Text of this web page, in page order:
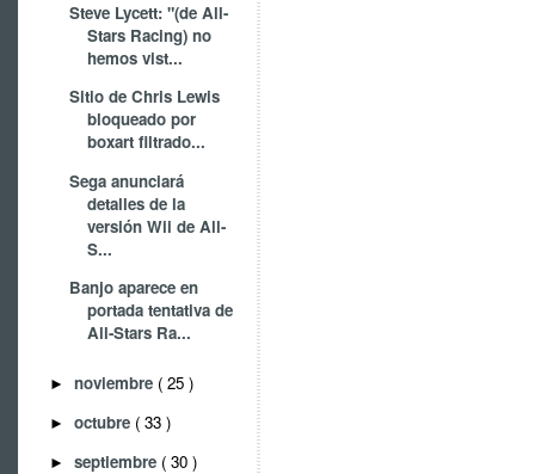
Steve Lycett: "(de All-
Stars Racing) no
hemos vist...
Sitio de Chris Lewis
bloqueado por
boxart filtrado...
Sega anunciará
detalles de la
versión Wii de All-
S...
Banjo aparece en
portada tentativa de
All-Stars Ra...
► noviembre ( 25 )
► octubre ( 33 )
► septiembre ( 30 )